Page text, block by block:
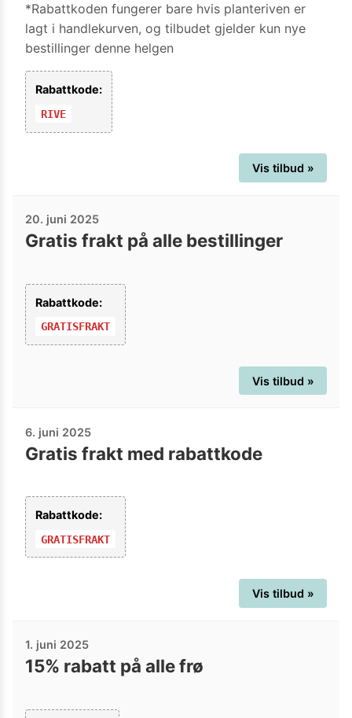
*Rabattkoden fungerer bare hvis planteriven er
lagt i handlekurven, og tilbudet gjelder kun nye
bestillinger denne helgen
Rabattkode:
RIVE
Vis tilbud »
20. juni 2025
Gratis frakt på alle bestillinger
Rabattkode:
GRATISFRAKT
Vis tilbud »
6. juni 2025
Gratis frakt med rabattkode
Rabattkode:
GRATISFRAKT
Vis tilbud »
1. juni 2025
15% rabatt på alle frø